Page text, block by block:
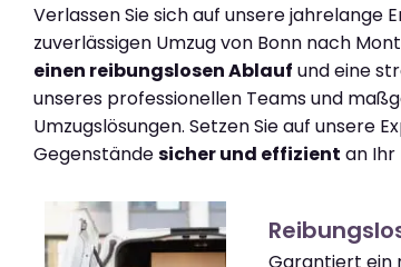
Verlassen Sie sich auf unsere jahrelange
zuverlässigen Umzug von Bonn nach
einen reibungslosen Ablauf und eine
unseres professionellen Teams und
Umzugslösungen. Setzen Sie auf unsere
Gegenständesicher und effizient an Ihr
Garantiert ein